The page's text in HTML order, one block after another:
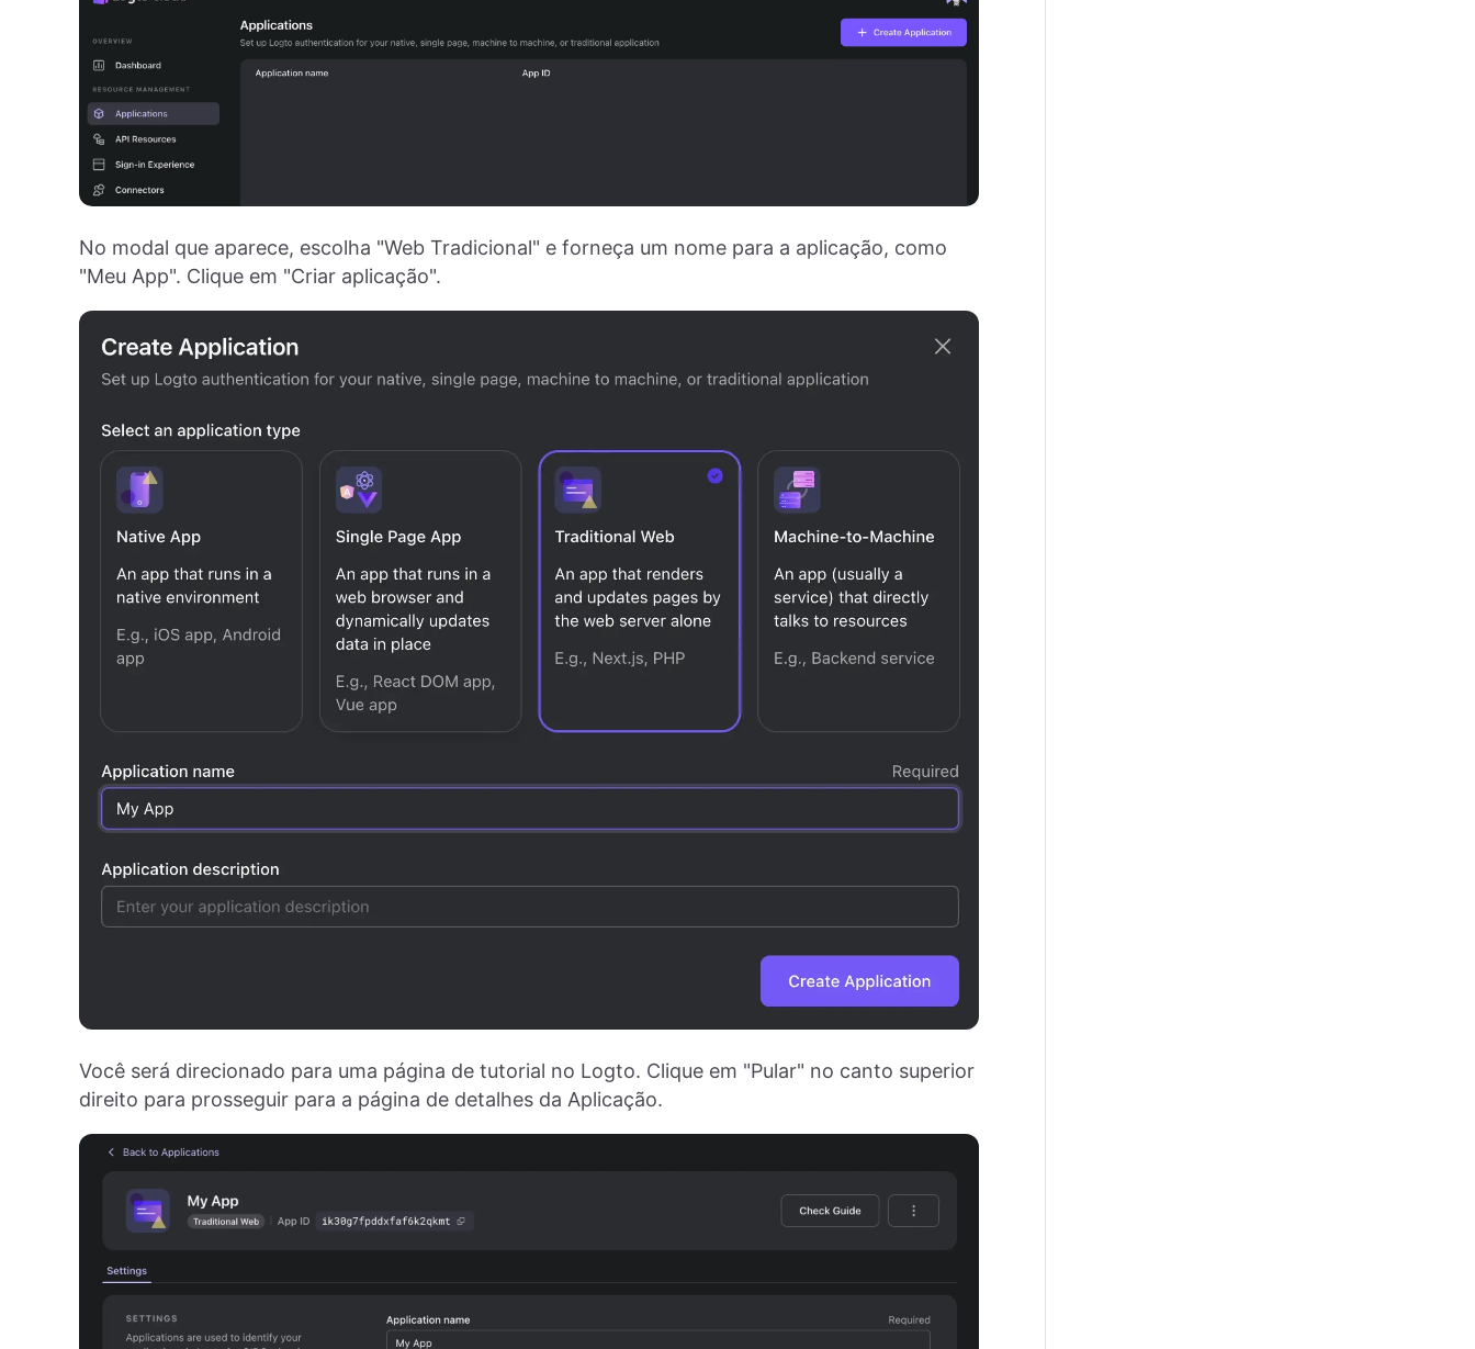
No modal que aparece, escolha "Web Tradicional" e forneça um nome para a aplicação, como
"Meu App". Clique em "Criar aplicação".
Você será direcionado para uma página de tutorial no Logto. Clique em "Pular" no canto superior
direito para prosseguir para a página de detalhes da Aplicação.